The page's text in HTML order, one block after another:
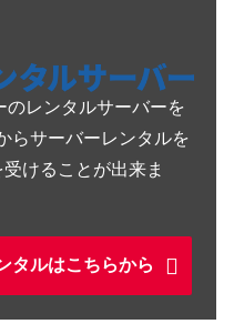
のレンタルサーバーを
らサーバーレンタルを
けることが出来ま
タルはこちらから